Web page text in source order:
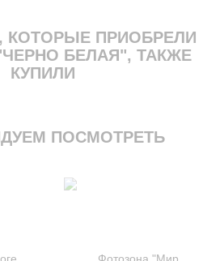
КОТОРЫЕ ПРИОБРЕЛИ
БЕЛАЯ", ТАКЖЕ
КУПИЛИ
ПОСМОТРЕТЬ